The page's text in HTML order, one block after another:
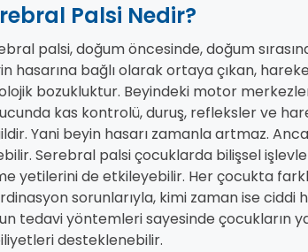
Palsi Nedir?
palsi, doğum öncesinde, doğum
hasarına bağlı olarak ortaya çıkan,
bozukluktur. Beyindeki motor
kas kontrolü, duruş, refleksler ve
Yani beyin hasarı zamanla artmaz.
Serebral palsi çocuklarda bilişsel
yetilerini de etkileyebilir. Her çocukta
sorunlarıyla, kimi zaman ise ciddi
tedavi yöntemleri sayesinde çocukların
desteklenebilir.